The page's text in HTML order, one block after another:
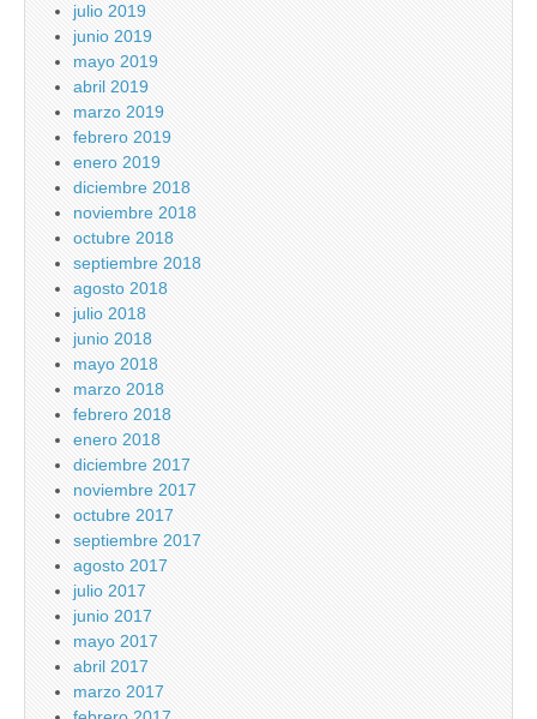
julio 2019
junio 2019
mayo 2019
abril 2019
marzo 2019
febrero 2019
enero 2019
diciembre 2018
noviembre 2018
octubre 2018
septiembre 2018
agosto 2018
julio 2018
junio 2018
mayo 2018
marzo 2018
febrero 2018
enero 2018
diciembre 2017
noviembre 2017
octubre 2017
septiembre 2017
agosto 2017
julio 2017
junio 2017
mayo 2017
abril 2017
marzo 2017